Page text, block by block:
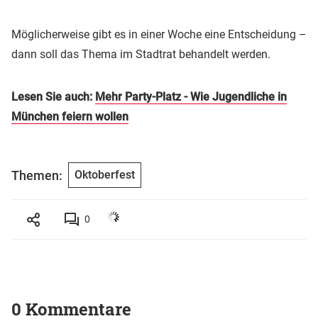
Möglicherweise gibt es in einer Woche eine Entscheidung –
dann soll das Thema im Stadtrat behandelt werden.
Lesen Sie auch: Mehr Party-Platz - Wie Jugendliche in
München feiern wollen
Themen: Oktoberfest
0
0 Kommentare